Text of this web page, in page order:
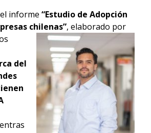
informe “Estudio de Adopción
chilenas”, elaborado por
del